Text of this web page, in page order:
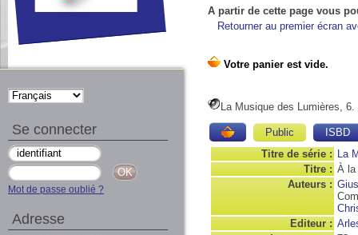
A partir de cette page vous
Retourner au premier écran
La Musique des Lumières,
Public
ISBD
Titre de série : La
Titre : À la
Auteurs :
Editeur :
Se connecter
Mot de passe oublié ?
Adresse